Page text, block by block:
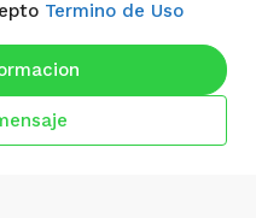
Termino de Uso